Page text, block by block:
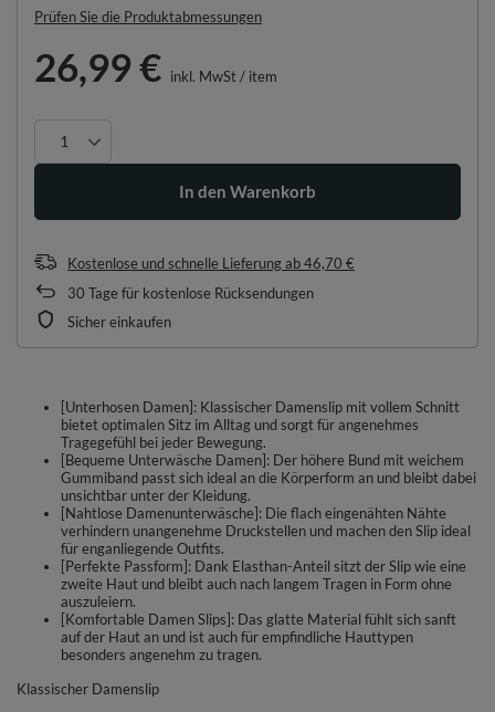
Prüfen Sie die Produktabmessungen
26,99 € inkl. MwSt/ item
In den Warenkorb
Kostenlose und schnelle Lieferungab46,70 €
30 Tage für kostenlose Rücksendungen
Sicher einkaufen
[Unterhosen Damen]: Klassischer Damenslip mit vollem Schnitt
bietet optimalen Sitz im Alltag und sorgt für angenehmes
Tragegefühl bei jeder Bewegung.
[Bequeme Unterwäsche Damen]: Der höhere Bund mit weichem
Gummiband passt sich ideal an die Körperform an und bleibt dabei
unsichtbar unter der Kleidung.
[Nahtlose Damenunterwäsche]: Die flach eingenähten Nähte
verhindern unangenehme Druckstellen und machen den Slip ideal
für enganliegende Outfits.
[Perfekte Passform]: Dank Elasthan-Anteil sitzt der Slip wie eine
zweite Haut und bleibt auch nach langem Tragen in Form ohne
auszuleiern.
[Komfortable Damen Slips]: Das glatte Material fühlt sich sanft
auf der Haut an und ist auch für empfindliche Hauttypen
besonders angenehm zu tragen.
Klassischer Damenslip